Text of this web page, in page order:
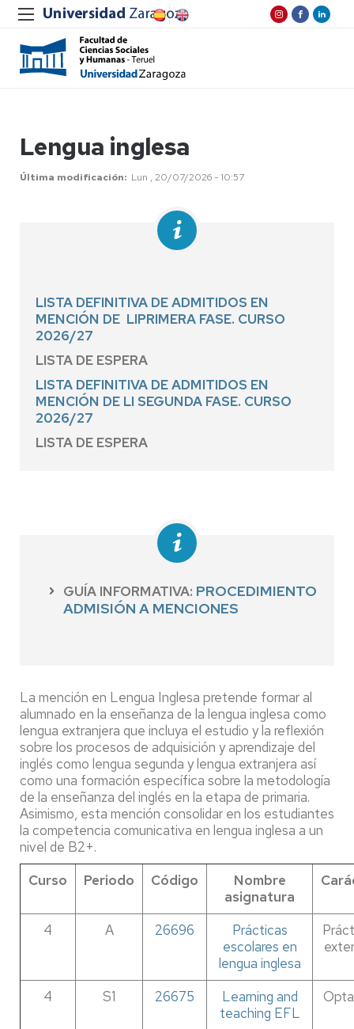
Lengua inglesa
Última modificación Lun , 20/07/2026 - 10:57
LISTA DEFINITIVA DE ADMITIDOS EN
MENCIÓN DE LIPRIMERA FASE. CURSO
2026/27
LISTA DE ESPERA
LISTA DEFINITIVA DE ADMITIDOS EN
MENCIÓN DE LI SEGUNDA FASE. CURSO
2026/27
LISTA DE ESPERA
GUÍA INFORMATIVA: PROCEDIMIENTO
ADMISIÓN A MENCIONES
La mención en Lengua Inglesa pretende formar al
alumnado en la enseñanza de la lengua inglesa como
lengua extranjera que incluya el estudio y la reflexión
sobre los procesos de adquisición y aprendizaje del
inglés como lengua segunda y lengua extranjera así
como una formación específica sobre la metodología
de la enseñanza del inglés en la etapa de primaria.
Asimismo, esta mención consolidar en los estudiantes
la competencia comunicativa en lengua inglesa a un
nivel de B2+.
Curso
Periodo Código
Nombre
asignatura
4 A 26696
Prácticas
escolares en
lengua inglesa
4 S1 26675
Learning and
teaching EFL